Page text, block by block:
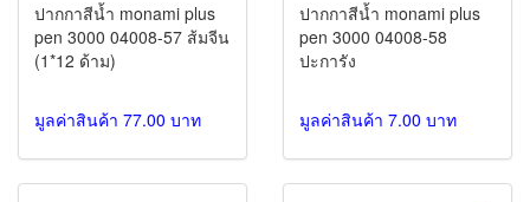
ปากกาสีน้ำ monami plus
pen 3000 04008-57 ส้มจีน
(1*12 ด้าม)
มูลค่าสินค้า 77.00 บาท
ปากกาสีน้ำ monami plus
pen 3000 04008-58
ปะการัง
มูลค่าสินค้า 7.00 บาท